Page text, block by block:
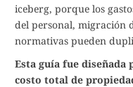
iceberg, porque los
del personal, migración
normativas pueden
Esta guía fue diseñada
costo total de